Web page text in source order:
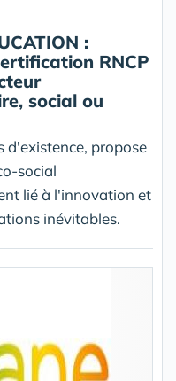
:
RNCP
social ou
d'existence, propose
social
lié à l'innovation et
inévitables.